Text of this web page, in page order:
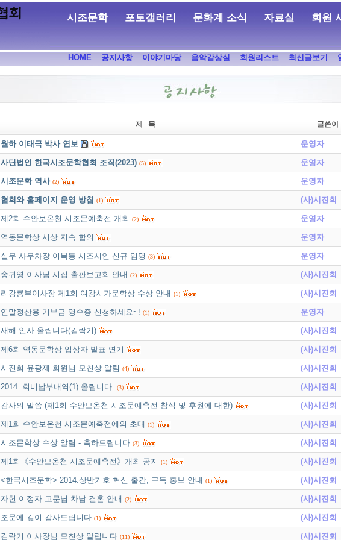
시조문학 포토갤러리 문화계 소식 자료실 회원
HOME 공지사항 이야기마당 음악감상실 회원리스트 최신글보기
제 목 글쓴이
월하 이태극 박사 연보 운영자
사단법인 한국시조문학협회 조직(2023) (5) 운영자
시조문학 역사 (2) 운영자
협회와 홈페이지 운영 방침 (1) (사)시진회
제2회 수안보온천 시조문예축전 개최 (2) 운영자
역동문학상 시상 지속 합의 운영자
실무 사무차장 이복동 시조시인 신규 임명 (3) 운영자
송귀영 이사님 시집 출판보고회 안내 (2) (사)시진회
리강룡부이사장 제1회 여강시가문학상 수상 안내 (1) (사)시진회
연말정산용 기부금 영수증 신청하세요~! (1) 운영자
새해 인사 올립니다(김락기) (사)시진회
제6회 역동문학상 입상자 발표 연기 (사)시진회
시진회 윤광제 회원님 모친상 알림 (4) (사)시진회
2014. 회비납부내역(1) 올립니다. (3) (사)시진회
감사의 말씀 (제1회 수안보온천 시조문예축전 참석 및 후원에 대한) (사)시진회
제1회 수안보온천 시조문예축전에의 초대 (1) (사)시진회
시조문학상 수상 알림 - 축하드립니다 (3) (사)시진회
제1회《수안보온천 시조문예축전》개최 공지 (1) (사)시진회
<한국시조문학> 2014.상반기호 혁신 출간, 구독 홍보 안내 (1) (사)시진회
자헌 이정자 고문님 차남 결혼 안내 (2) (사)시진회
조문에 깊이 감사드립니다 (1) (사)시진회
김락기 이사장님 모친상 알립니다 (11) (사)시진회